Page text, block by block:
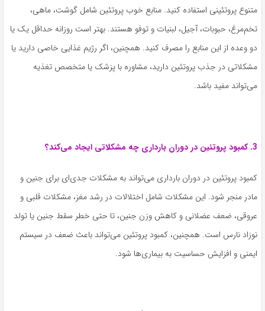
متنوع پروتئینی استفاده کنید. منابع خوب پروتئین شامل گوشت، ماهی،
تخم‌مرغ، حبوبات، آجیل، لبنیات و توفو هستند. بهتر است روزانه حداقل یک یا
دو وعده از این منابع را مصرف کنید. همچنین، اگر رژیم غذایی خاصی دارید یا
مشکلاتی در جذب پروتئین دارید، مشاوره با پزشک یا متخصص تغذیه
می‌تواند مفید باشد.
3. کمبود پروتئین در دوران بارداری چه مشکلاتی ایجاد می‌کند؟
کمبود پروتئین در دوران بارداری می‌تواند به مشکلات جدی‌ای برای جنین و
مادر منجر شود. این مشکلات شامل اختلالات در رشد مغز، مشکلات قلبی و
عروقی، ضعف عضلانی و کاهش وزن جنین، تا حتی خطر سقط جنین یا تولد
نوزاد نارس است. همچنین، کمبود پروتئین می‌تواند باعث ضعف در سیستم
ایمنی و افزایش حساسیت به بیماری‌ها شود.